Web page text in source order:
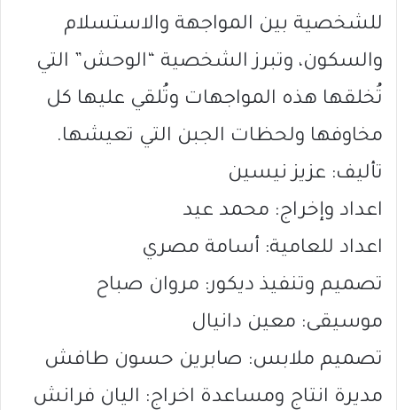
للشخصية بين المواجهة والاستسلام
والسكون، وتبرز الشخصية “الوحش” التي
تُخلقها هذه المواجهات وتُلقي عليها كل
مخاوفها ولحظات الجبن التي تعيشها.
تأليف: عزيز نيسين
اعداد وإخراج: محمد عيد
اعداد للعامية: أسامة مصري
تصميم وتنفيذ ديكور: مروان صباح
موسيقى: معين دانيال
تصميم ملابس: صابرين حسون طافش
مديرة انتاج ومساعدة اخراج: اليان فرانش